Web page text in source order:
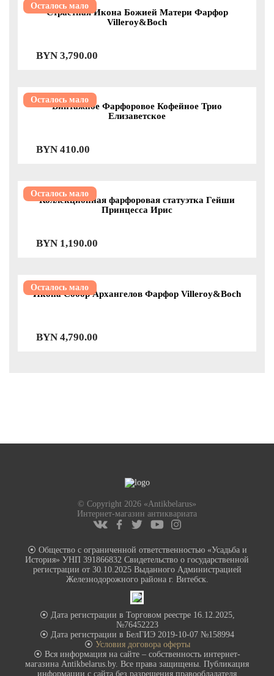
Осталось мало
Страстная Икона Божией Матери Фарфор
Villeroy&Boch
BYN3,790.00
Осталось мало
Винтажное Фарфоровое Кофейное Трио
Елизаветское
BYN410.00
Осталось мало
Коллекционная фарфоровая статуэтка Гейши
Принцесса Ирис
BYN1,190.00
Осталось мало
Икона Собор Архангелов Фарфор Villeroy&Boch
BYN4,790.00
© Copyright 2026 «Antikbelarus»
Интернет-магазин антиквариата
⦿ Общество с ограниченной ответственностью «Усадьба и
История» УНП 391866832 Свидетельство о государственной
регистрации от 30.10.2025 Выданного Администрацией
Железнодорожного района г. Витебск.
⦿ Дата регистрации в Торговом реестре 16.12.2025,
№76452223
⦿ Дата регистрации в БелГИЭ 2019-10-07 №158994
⦿ Условия договора оферты
⦿ Вся информация на сайте – собственность интернет-
магазина Antikbelarus.by. Все права защищены. Публикация
информации с сайта без разрешения правообладателя